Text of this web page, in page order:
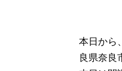
本日から
良県奈良